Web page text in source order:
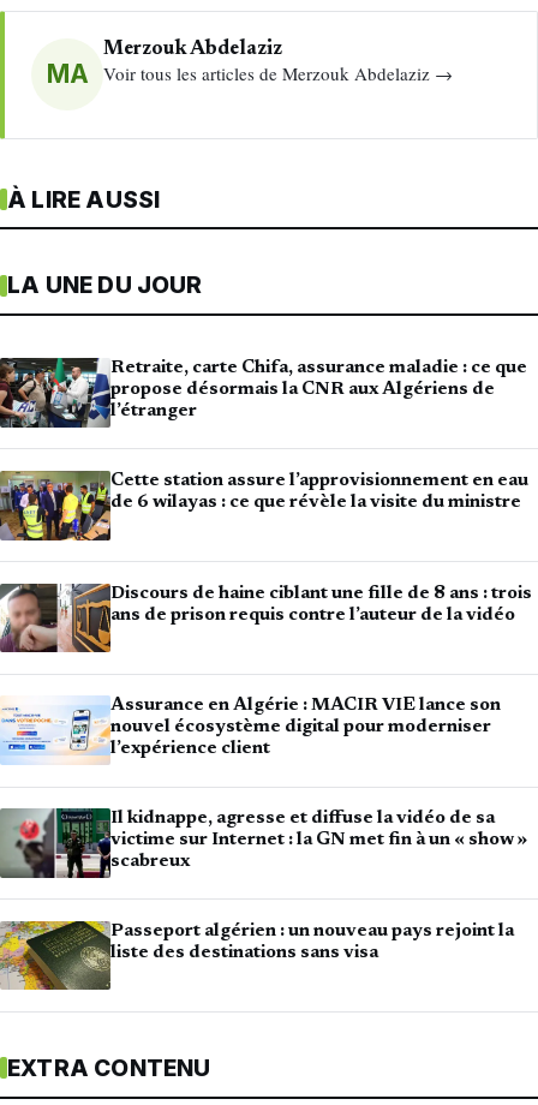
MA
Merzouk Abdelaziz
Voir tous les articles de Merzouk Abdelaziz →
À LIRE AUSSI
LA UNE DU JOUR
Retraite, carte Chifa, assurance maladie : ce que
propose désormais la CNR aux Algériens de
l’étranger
Cette station assure l’approvisionnement en eau
de 6 wilayas : ce que révèle la visite du ministre
Discours de haine ciblant une fille de 8 ans : trois
ans de prison requis contre l’auteur de la vidéo
Assurance en Algérie : MACIR VIE lance son
nouvel écosystème digital pour moderniser
l’expérience client
Il kidnappe, agresse et diffuse la vidéo de sa
victime sur Internet : la GN met fin à un « show »
scabreux
Passeport algérien : un nouveau pays rejoint la
liste des destinations sans visa
EXTRA CONTENU